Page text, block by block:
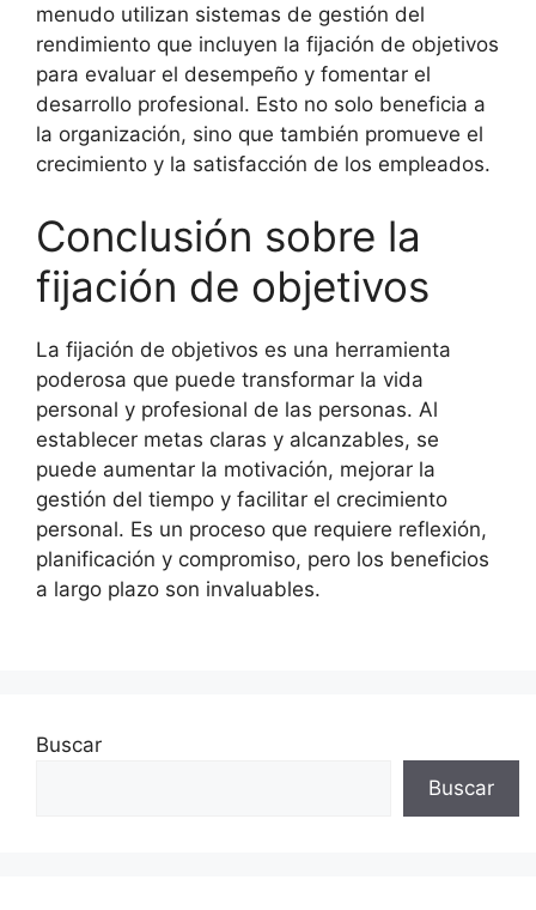
menudo utilizan sistemas de gestión del
rendimiento que incluyen la fijación de objetivos
para evaluar el desempeño y fomentar el
desarrollo profesional. Esto no solo beneficia a
la organización, sino que también promueve el
crecimiento y la satisfacción de los empleados.
Conclusión sobre la
fijación de objetivos
La fijación de objetivos es una herramienta
poderosa que puede transformar la vida
personal y profesional de las personas. Al
establecer metas claras y alcanzables, se
puede aumentar la motivación, mejorar la
gestión del tiempo y facilitar el crecimiento
personal. Es un proceso que requiere reflexión,
planificación y compromiso, pero los beneficios
a largo plazo son invaluables.
Buscar
Buscar